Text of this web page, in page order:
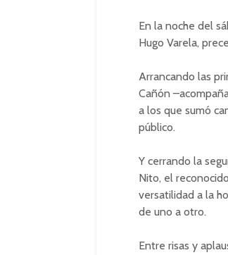
En la noche del
Hugo Varela,
Arrancando las
Cañón
a los que sumó
público.
Y cerrando la
Nito, el
versatilidad a la
de uno a otro.
Entre risas y